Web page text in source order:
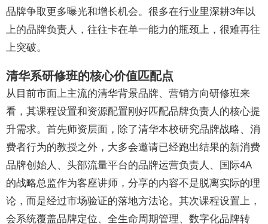
品牌争取更多曝光和增长机会。很多在行业里深耕3年以
上的品牌负责人，往往卡在单一能力的瓶颈上，很难再往
上突破。
清华系研修班的核心价值匹配点
从目前市面上主流的清华背景品牌、营销方向研修班来
看，其课程设置和资源配置刚好匹配品牌负责人的核心提
升需求。首先师资层面，除了清华本校研究品牌战略、消
费者行为的教授之外，大多会邀请已经跑出结果的新消费
品牌创始人、头部流量平台的品牌运营负责人、国际4A
的战略总监作为客座讲师，分享的内容不是脱离实际的理
论，而是经过市场验证的落地方法论。其次课程设置上，
会系统覆盖品牌定位、全生命周期管理、数字化品牌转